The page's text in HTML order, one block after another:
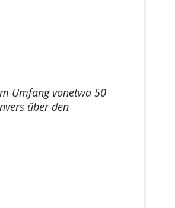
Umfang vonetwa 50
über den